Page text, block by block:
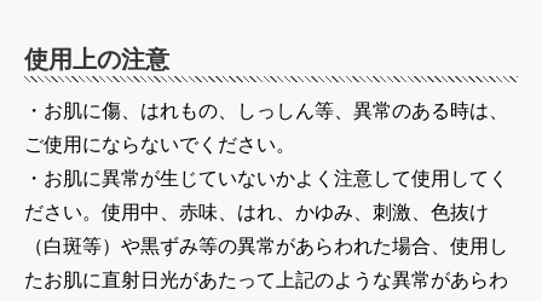
使用上の注意
・お肌に傷、はれもの、しっしん等、異常のある時は、
ご使用にならないでください。
・お肌に異常が生じていないかよく注意して使用してく
ださい。使用中、赤味、はれ、かゆみ、刺激、色抜け
（白斑等）や黒ずみ等の異常があらわれた場合、使用し
たお肌に直射日光があたって上記のような異常があらわ